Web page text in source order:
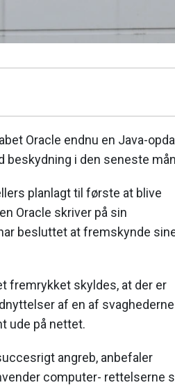
Oracle endnu en Java-
beskydning i den seneste
planlagt til første at blive
Oracle skriver på sin
besluttet at fremskynde
fremrykket skyldes, at der er
af en af
ude på nettet.
angreb, anbefaler
computer- rettelserne